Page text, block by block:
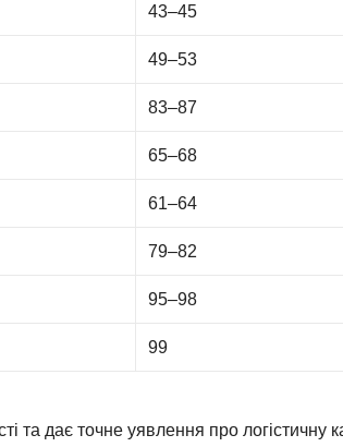
43–45
49–53
83–87
65–68
61–64
79–82
95–98
99
та дає точне уявлення про логістичну